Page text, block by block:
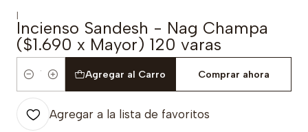
|
Incienso Sandesh - Nag Champa
($1.690 x Mayor) 120 varas
Cantidad
Agregar al Carro Comprar ahora
Agregar a la lista de favoritos